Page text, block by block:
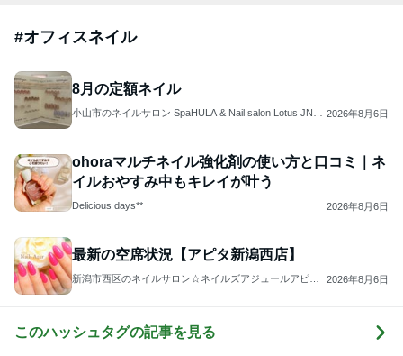
#オフィスネイル
8月の定額ネイル
小山市のネイルサロン SpaHULA & Nail salon Lotus JNA
2026年8月6日
ohoraマルチネイル強化剤の使い方と口コミ｜ネ
イルおやすみ中もキレイが叶う
Delicious days** 2026年8月6日
最新の空席状況【アピタ新潟西店】
新潟市西区のネイルサロン☆ネイルズアジュールアピタ
2026年8月6日
このハッシュタグの記事を見る